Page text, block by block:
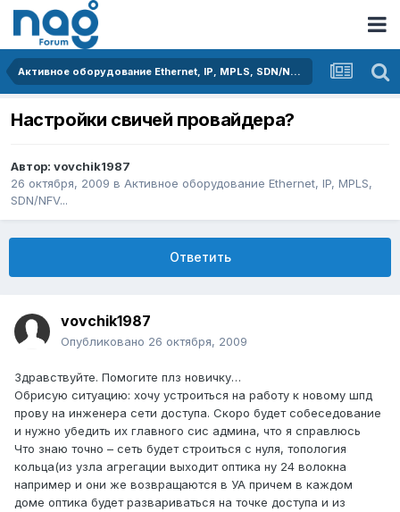
Активное оборудование Ethernet, IP, MPLS, SDN/NFV...
Настройки свичей провайдера?
Автор: vovchik1987
26 октября, 2009 в Активное оборудование Ethernet, IP, MPLS,
SDN/NFV...
Ответить
vovchik1987
Опубликовано 26 октября, 2009
Здравствуйте. Помогите плз новичку…
Обрисую ситуацию: хочу устроиться на работу к новому шпд
прову на инженера сети доступа. Скоро будет собеседование
и нужно убедить их главного сис админа, что я справлюсь
Что знаю точно – сеть будет строиться с нуля, топология
кольца(из узла агрегации выходит оптика ну 24 волокна
например и они же возвращаются в УА причем в каждом
доме оптика будет развариваться на точке доступа и из